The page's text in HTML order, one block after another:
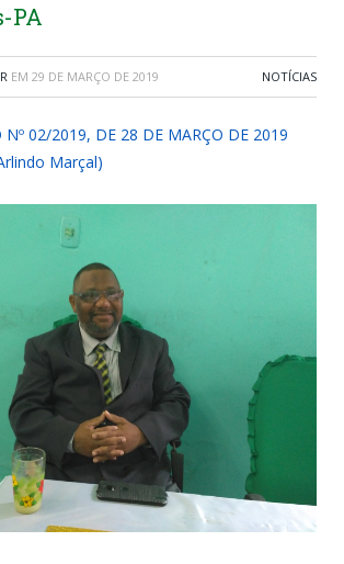
PA
EM 29 DE MARÇO DE 2019 NOTÍCIAS
Nº 02/2019, DE 28 DE MARÇO DE 2019
Marçal)